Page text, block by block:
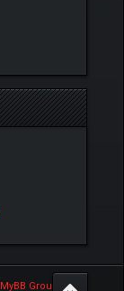
MyBB Group